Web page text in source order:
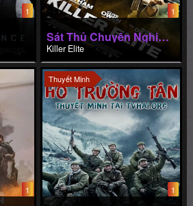
1 1
Sát Thủ Chuyên Nghiệp
Killer Elite
1
Thuyết Minh
1